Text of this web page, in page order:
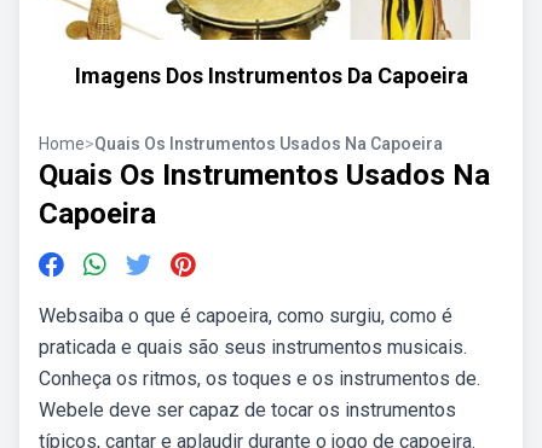
Imagens Dos Instrumentos Da Capoeira
Home>Quais Os Instrumentos Usados Na Capoeira
Quais Os Instrumentos Usados Na
Capoeira
Websaiba o que é capoeira, como surgiu, como é
praticada e quais são seus instrumentos musicais.
Conheça os ritmos, os toques e os instrumentos de.
Webele deve ser capaz de tocar os instrumentos
típicos, cantar e aplaudir durante o jogo de capoeira.